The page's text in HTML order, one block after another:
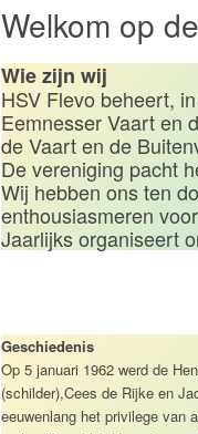
Welkom op
Wie zijn wij
HSV Flevo beheert,
Eemnesser Vaart en
de Vaart en de
De vereniging pacht
Wij hebben ons ten
enthousiasmeren
Jaarlijks organiseert
Geschiedenis
Op 5 januari 1962 werd de
(schilder),Cees de Rijke en
eeuwenlang het privilege van